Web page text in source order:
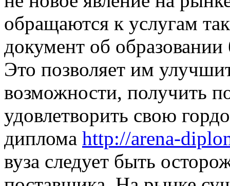
обращаются к услугам
документ об
Это позволяет им
возможности, получить
удовлетворить свою
диплома http://arena-
вуза следует быть